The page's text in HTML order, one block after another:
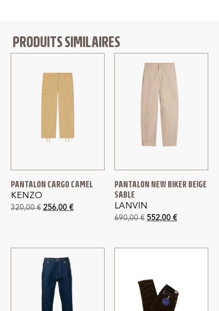
PRODUITS SIMILAIRES
PANTALON CARGO CAMEL
KENZO
320,00€ 256,00€
PANTALON NEW BIKER BEIGE
SABLE
LANVIN
690,00€ 552,00 €